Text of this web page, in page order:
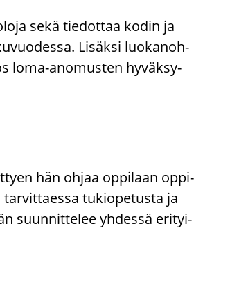
sekä tie­dot­taa kodin ja
Li­säk­si luo­ka­noh­
loma-​anomusten hy­väk­sy­
hän ohjaa op­pi­laan op­pi­
tu­kio­pe­tus­ta ja
suun­nit­te­lee yh­des­sä eri­tyi­